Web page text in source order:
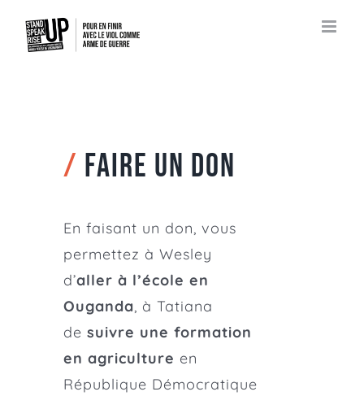
/ FAIRE UN DON
En faisant un don, vous
permettez à Wesley
d’aller à l’école en
Ouganda , à Tatiana
de suivre une formation
en agriculture en
République Démocratique